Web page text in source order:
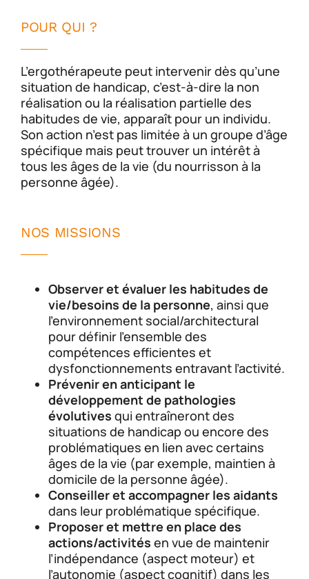
POUR QUI ?
L’ergothérapeute peut intervenir dès qu’une
situation de handicap, c’est-à-dire la non
réalisation ou la réalisation partielle des
habitudes de vie, apparaît pour un individu.
Son action n’est pas limitée à un groupe d’âge
spécifique mais peut trouver un intérêt à
tous les âges de la vie (du nourrisson à la
personne âgée).
NOS MISSIONS
Observer et évaluer les habitudes de
vie/besoins de la personne, ainsi que
l’environnement social/architectural
pour définir l’ensemble des
compétences efficientes et
dysfonctionnements entravant l’activité.
Prévenir en anticipant le
développement de pathologies
évolutives qui entraîneront des
situations de handicap ou encore des
problématiques en lien avec certains
âges de la vie (par exemple, maintien à
domicile de la personne âgée).
Conseiller et accompagner les aidants
dans leur problématique spécifique.
Proposer et mettre en place des
actions/activités en vue de maintenir
l’indépendance (aspect moteur) et
l’autonomie (aspect cognitif) dans les